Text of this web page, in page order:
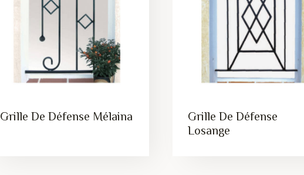
Grille De Défense Mélaina
Grille De Défense
Losange